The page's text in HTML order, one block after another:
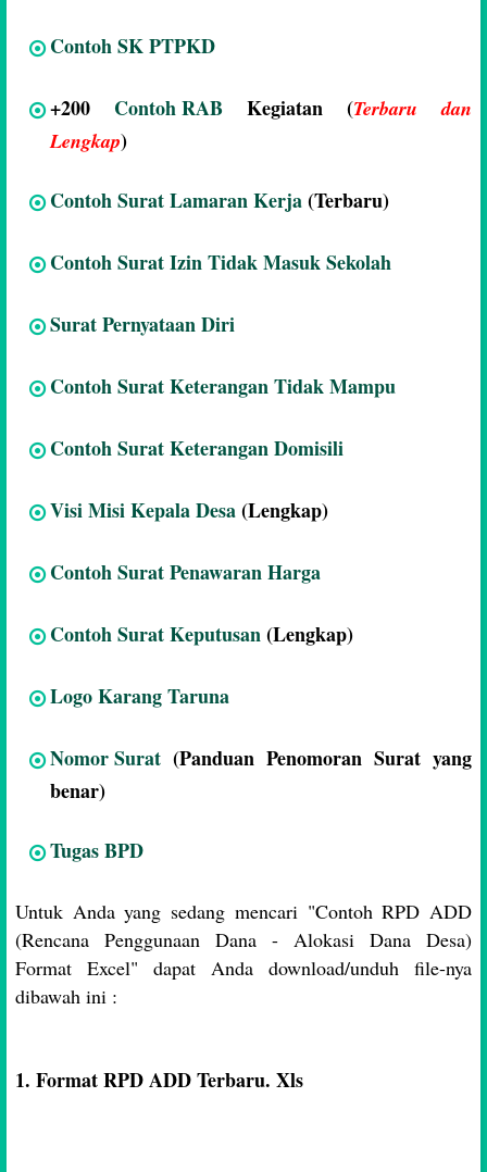
Contoh SK PTPKD
+200 Contoh RAB Kegiatan (Terbaru dan
Lengkap)
Contoh Surat Lamaran Kerja(Terbaru)
Contoh Surat Izin Tidak Masuk Sekolah
Surat Pernyataan Diri
Contoh Surat Keterangan Tidak Mampu
Contoh Surat Keterangan Domisili
Visi Misi Kepala Desa(Lengkap)
Contoh Surat Penawaran Harga
Contoh Surat Keputusan(Lengkap)
Logo Karang Taruna
Nomor Surat (Panduan Penomoran Surat yang
benar)
Tugas BPD
Untuk Anda yang sedang mencari "Contoh RPD ADD
(Rencana Penggunaan Dana - Alokasi Dana Desa)
Format Excel" dapat Anda download/unduh file-nya
dibawah ini :
1. Format RPD ADD Terbaru. Xls